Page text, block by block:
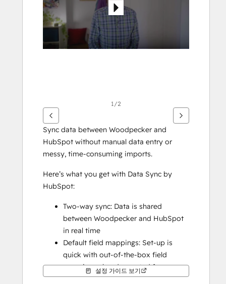
면
화
살
표
시
오.
1/2
Sync data between Woodpecker and
HubSpot without manual data entry or
messy, time-consuming imports.
Here’s what you get with Data Sync by
HubSpot:
Two-way sync: Data is shared
between Woodpecker and HubSpot
in real time
Default field mappings: Set-up is
quick with out-of-the-box field
mappings already created for you
Historical syncing: Your existing data
설정 가이드 보기